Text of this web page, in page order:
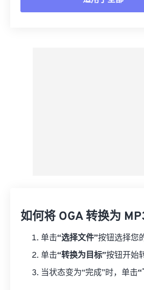
如何将 OGA 转换为
单击“选择文件”按钮选择您
单击“转换为目标”按钮开始
当状态变为“完成”时，单击“